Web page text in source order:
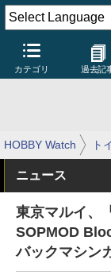
カテゴリ 過去記
HOBBY Watch ト
ニュース
東京マルイ、
SOPMOD
バックマシン